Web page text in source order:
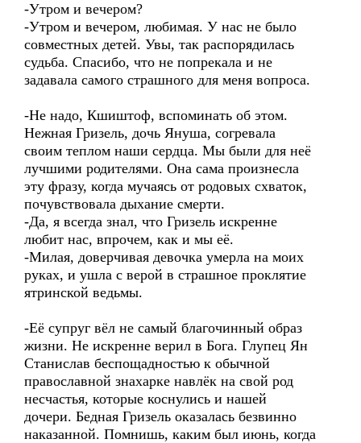
-Утром и вечером?
-Утром и вечером, любимая. У нас не было
совместных детей. Увы, так распорядилась
судьба. Спасибо, что не попрекала и не
задавала самого страшного для меня вопроса.
-Не надо, Кшиштоф, вспоминать об этом.
Нежная Гризель, дочь Януша, согревала
своим теплом наши сердца. Мы были для неё
лучшими родителями. Она сама произнесла
эту фразу, когда мучаясь от родовых схваток,
почувствовала дыхание смерти.
-Да, я всегда знал, что Гризель искренне
любит нас, впрочем, как и мы её.
-Милая, доверчивая девочка умерла на моих
руках, и ушла с верой в страшное проклятие
ятринской ведьмы.
-Её супруг вёл не самый благочинный образ
жизни. Не искренне верил в Бога. Глупец Ян
Станислав беспощадностью к обычной
православной знахарке навлёк на свой род
несчастья, которые коснулись и нашей
дочери. Бедная Гризель оказалась безвинно
наказанной. Помнишь, каким был июнь, когда